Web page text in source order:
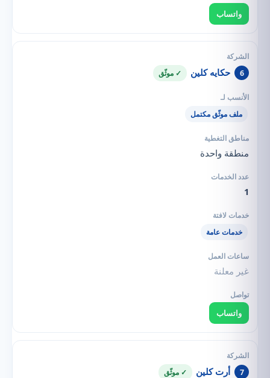
واتساب
6 حكايه كلين ✓ موثّق
ملف موثّق مكتمل
منطقة واحدة
1
خدمات عامة
غير معلنة
واتساب
7 أرت كلين ✓ موثّق